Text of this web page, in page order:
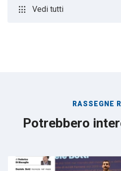
apps Vedi tutti
RASSEGNE
Potrebbero